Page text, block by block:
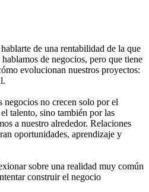
de una rentabilidad de la que
de negocios, pero que tiene
evolucionan nuestros proyectos:
negocios no crecen solo por el
talento, sino también por las
a nuestro alrededor. Relaciones
oportunidades, aprendizaje y
sobre una realidad muy común
construir el negocio